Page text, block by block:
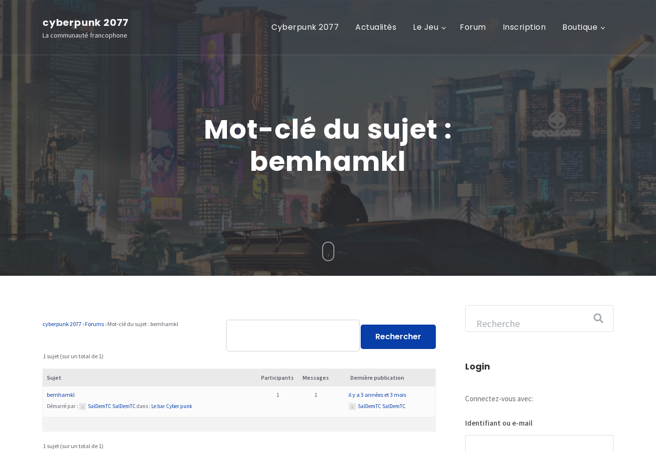
Aller
contenu
(Pressez
cyberpunk 2077
La communauté francophone
Cyberpunk 2077 Actualités Le Jeu Forum Inscription Boutique
Mot-clé du sujet :
bemhamkl
cyberpunk 2077 ›Forums › Mot-clé du sujet : bemhamkl
1 sujet (sur un total de 1)
Sujet Participants Messages Dernière publication
bemhamkl
Démarré par : SalDemTC SalDemTCdans : Le bar Cyber punk
1 1 il y a 3 années et 3 mois
SalDemTC SalDemTC
1 sujet (sur un total de 1)
Login
Connectez-vous avec:
Identifiant ou e-mail